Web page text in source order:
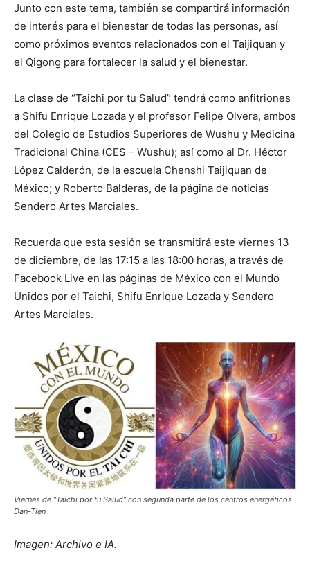
Junto con este tema, también se compartirá información
de interés para el bienestar de todas las personas, así
como próximos eventos relacionados con el Taijiquan y
el Qigong para fortalecer la salud y el bienestar.
La clase de “Taichi por tu Salud” tendrá como anfitriones
a Shifu Enrique Lozada y el profesor Felipe Olvera, ambos
del Colegio de Estudios Superiores de Wushu y Medicina
Tradicional China (CES – Wushu); así como al Dr. Héctor
López Calderón, de la escuela Chenshi Taijiquan de
México; y Roberto Balderas, de la página de noticias
Sendero Artes Marciales.
Recuerda que esta sesión se transmitirá este viernes 13
de diciembre, de las 17:15 a las 18:00 horas, a través de
Facebook Live en las páginas de México con el Mundo
Unidos por el Taichi, Shifu Enrique Lozada y Sendero
Artes Marciales.
Viernes de “Taichi por tu Salud” con segunda parte de los centros energéticos
Dan-Tien
Imagen: Archivo e IA.